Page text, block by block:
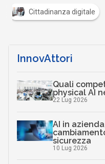
Cittadinanza digitale
InnovAttori
Quali
physical AI
22 Lug 2026
AI in
sicurezza
10 Lug 2026